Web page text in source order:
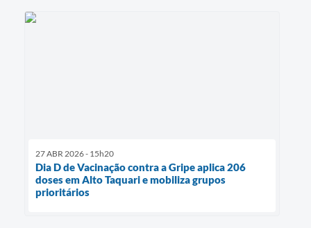
27 ABR 2026 - 15h20
Dia D de Vacinação contra a Gripe aplica 206
doses em Alto Taquari e mobiliza grupos
prioritários